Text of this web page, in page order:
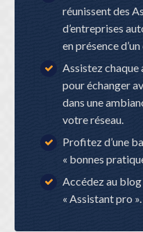
réunissent des
d’entreprises
en présence
Assistez chaque
pour échanger
dans une
votre réseau.
Profitez d’une
« bonnes
Accédez au
« Assistant pro ».